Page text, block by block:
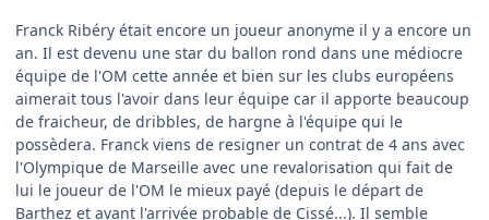
Franck Ribéry était encore un joueur anonyme il y a encore un
an. Il est devenu une star du ballon rond dans une médiocre
équipe de l'OM cette année et bien sur les clubs européens
aimerait tous l'avoir dans leur équipe car il apporte beaucoup
de fraicheur, de dribbles, de hargne à l'équipe qui le
possèdera. Franck viens de resigner un contrat de 4 ans avec
l'Olympique de Marseille avec une revalorisation qui fait de
lui le joueur de l'OM le mieux payé (depuis le départ de
Barthez et avant l'arrivée probable de Cissé...). Il semble